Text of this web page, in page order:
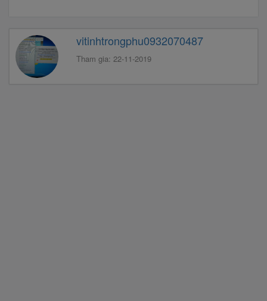
vitinhtrongphu0932070487
Tham gia: 22-11-2019